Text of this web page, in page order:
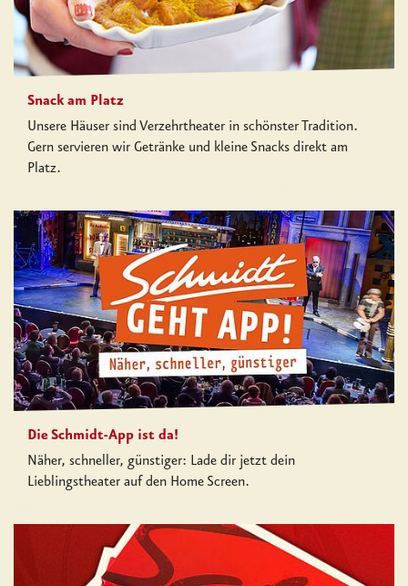
Snack am Platz
Unsere Häuser sind Verzehrtheater in schönster Tradition.
Gern servieren wir Getränke und kleine Snacks direkt am
Platz.
Die Schmidt-App ist da!
Näher, schneller, günstiger: Lade dir jetzt dein
Lieblingstheater auf den Home Screen.